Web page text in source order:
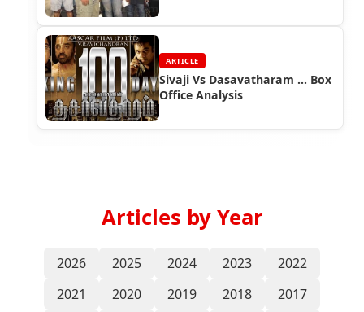
ARTICLE
Sivaji Vs Dasavatharam ... Box
Office Analysis
Articles by Year
2026 2025 2024 2023
2022
2021
2020 2019 2018
2017